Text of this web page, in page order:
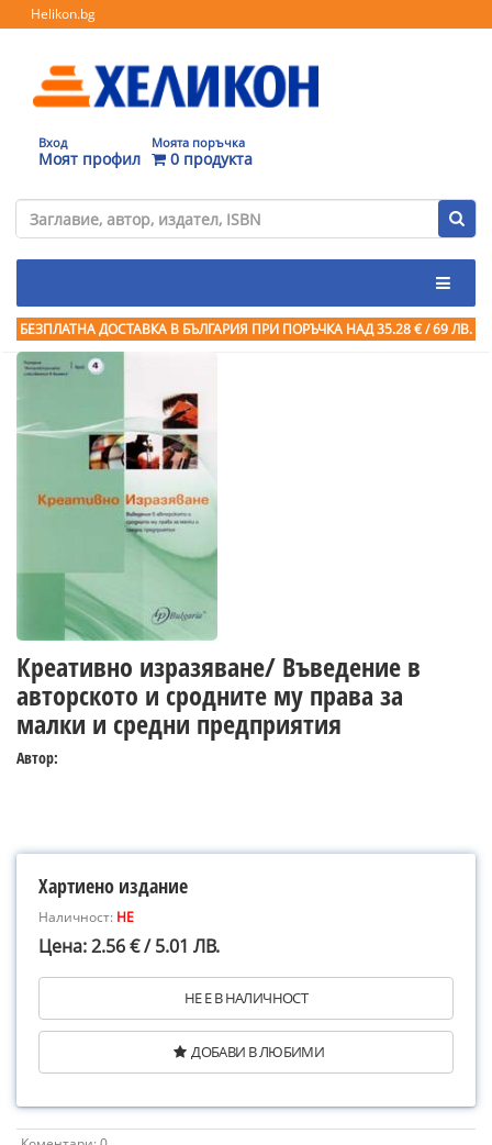
Helikon.bg
Вход
Моят профил
Моята поръчка
0 продукта
БЕЗПЛАТНА ДОСТАВКА В БЪЛГАРИЯ ПРИ ПОРЪЧКА НАД 35.28 € / 69 ЛВ.
Креативно изразяване/ Въведение в
авторското и сродните му права за
малки и средни предприятия
Автор:
Хартиено издание
Наличност: НЕ
Цена: 2.56 € / 5.01 ЛВ.
НЕ Е В НАЛИЧНОСТ
ДОБАВИ В ЛЮБИМИ